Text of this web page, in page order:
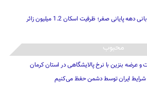
پایانی صفر؛ ظرفیت اسکان 1.2 میلیون زائر
محبوب
بنزین با نرخ پالایشگاهی در استان کرمان
شرایط ایران توسط دشمن حفظ می‌کنیم